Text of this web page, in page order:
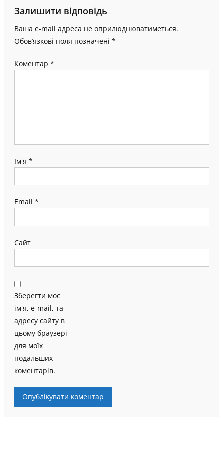
Залишити відповідь
Ваша e-mail адреса не оприлюднюватиметься.
Обов’язкові поля позначені *
Коментар *
Ім'я *
Email *
Сайт
Зберегти моє
ім'я, e-mail, та
адресу сайту в
цьому браузері
для моїх
подальших
коментарів.